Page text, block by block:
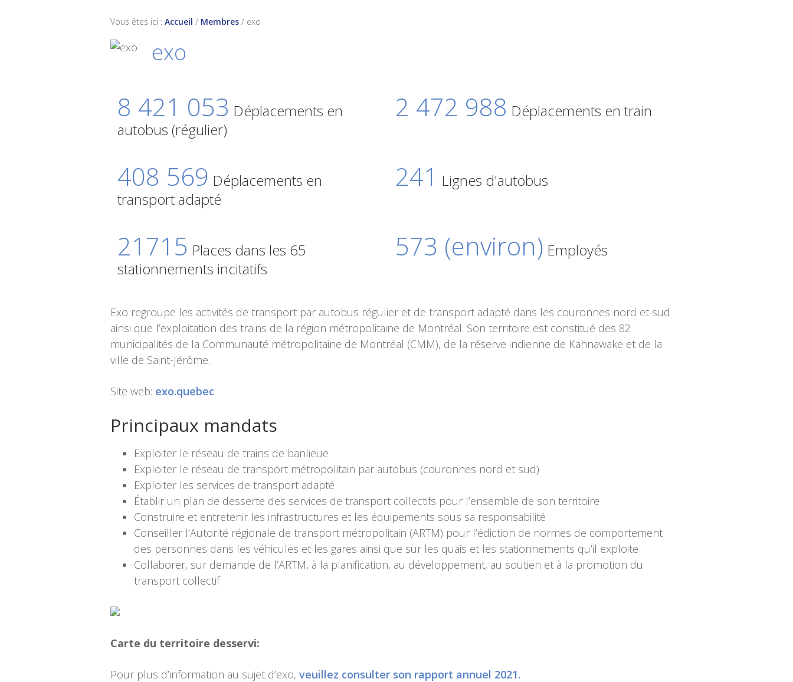
Vous êtes ici : Accueil / Membres / exo
exo
8 421 053 Déplacements en
autobus (régulier)
2 472 988 Déplacements en train
408 569 Déplacements en
transport adapté
241 Lignes d'autobus
21715 Places dans les 65
stationnements incitatifs
573 (environ) Employés
Exo regroupe les activités de transport par autobus régulier et de transport adapté dans les couronnes nord et sud
ainsi que l’exploitation des trains de la région métropolitaine de Montréal. Son territoire est constitué des 82
municipalités de la Communauté métropolitaine de Montréal (CMM), de la réserve indienne de Kahnawake et de la
ville de Saint-Jérôme.
Site web: exo.quebec
Principaux mandats
Exploiter le réseau de trains de banlieue
Exploiter le réseau de transport métropolitain par autobus (couronnes nord et sud)
Exploiter les services de transport adapté
Établir un plan de desserte des services de transport collectifs pour l’ensemble de son territoire
Construire et entretenir les infrastructures et les équipements sous sa responsabilité
Conseiller l’Autorité régionale de transport métropolitain (ARTM) pour l’édiction de normes de comportement
des personnes dans les véhicules et les gares ainsi que sur les quais et les stationnements qu’il exploite
Collaborer, sur demande de l’ARTM, à la planification, au développement, au soutien et à la promotion du
transport collectif
Carte du territoire desservi:
Pour plus d’information au sujet d’exo, veuillez consulter son rapport annuel 2021.